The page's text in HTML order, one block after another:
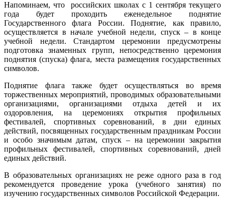
Напоминаем, что российских школах с 1 сентября текущего
года будет проходить еженедельное поднятие
Государственного флага России. Поднятие, как правило,
осуществляется в начале учебной недели, спуск – в конце
учебной недели. Стандартом церемонии предусмотрены
подготовка знаменных групп, непосредственно церемония
поднятия (спуска) флага, места размещения государственных
символов.
Поднятие флага также будет осуществляться во время
торжественных мероприятий, проводимых образовательными
организациями, организациями отдыха детей и их
оздоровления, на церемониях открытия профильных
фестивалей, спортивных соревнований, в дни единых
действий, посвященных государственным праздникам России
и особо значимым датам, спуск – на церемонии закрытия
профильных фестивалей, спортивных соревнований, дней
единых действий.
В образовательных организациях не реже одного раза в год
рекомендуется проведение урока (учебного занятия) по
изучению государственных символов Российской Федерации.